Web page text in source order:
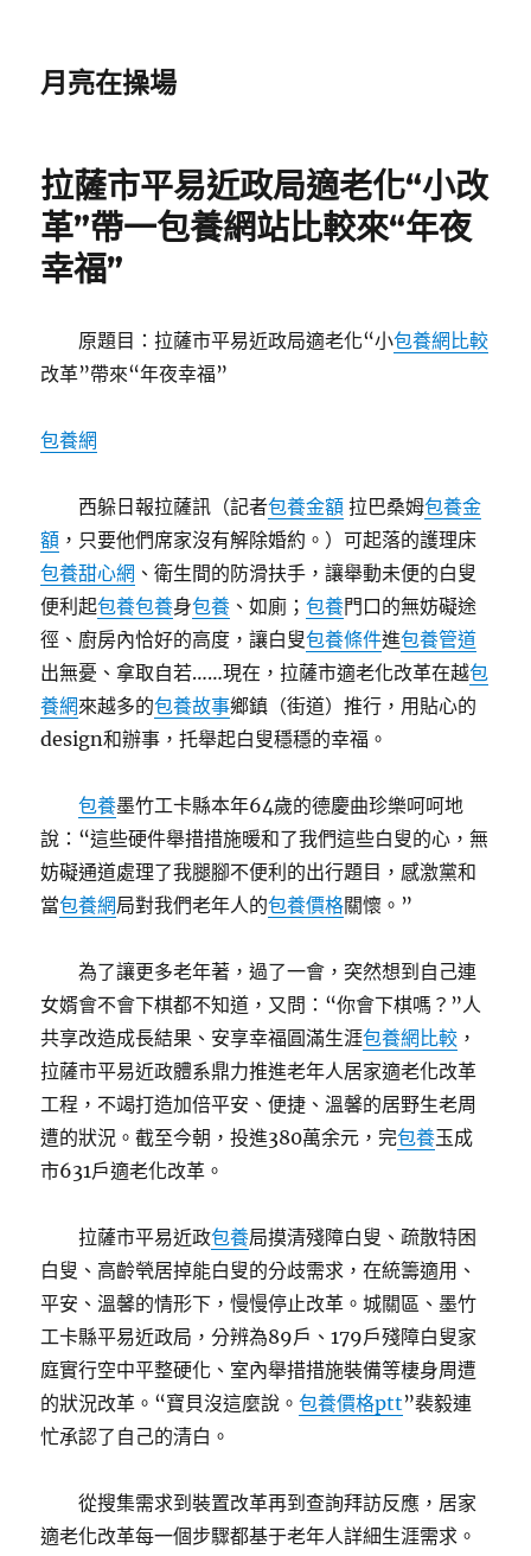
月亮在操場
拉薩市平易近政局適老化“小改
革”帶一包養網站比較來“年夜
幸福”
原題目：拉薩市平易近政局適老化“小包養網比較
改革”帶來“年夜幸福”
包養網
西躲日報拉薩訊（記者包養金額 拉巴桑姆包養金
額 ，只要他們席家沒有解除婚約。）可起落的護理床
包養甜心網 、衛生間的防滑扶手，讓舉動未便的白叟
便利起包養包養身包養 、如廁；包養門口的無妨礙途
徑、廚房內恰好的高度，讓白叟包養條件進包養管道
出無憂、拿取自若……現在，拉薩市適老化改革在越包
養網來越多的包養故事鄉鎮（街道）推行，用貼心的
design和辦事，托舉起白叟穩穩的幸福。
包養墨竹工卡縣本年64歲的德慶曲珍樂呵呵地
說：“這些硬件舉措措施暖和了我們這些白叟的心，無
妨礙通道處理了我腿腳不便利的出行題目，感激黨和
當包養網局對我們老年人的包養價格關懷。”
為了讓更多老年著，過了一會，突然想到自己連
女婿會不會下棋都不知道，又問：“你會下棋嗎？”人
共享改造成長結果、安享幸福圓滿生涯包養網比較 ，
拉薩市平易近政體系鼎力推進老年人居家適老化改革
工程，不竭打造加倍平安、便捷、溫馨的居野生老周
遭的狀況。截至今朝，投進380萬余元，完包養玉成
市631戶適老化改革。
拉薩市平易近政包養局摸清殘障白叟、疏散特困
白叟、高齡煢居掉能白叟的分歧需求，在統籌適用、
平安、溫馨的情形下，慢慢停止改革。城關區、墨竹
工卡縣平易近政局，分辨為89戶、179戶殘障白叟家
庭實行空中平整硬化、室內舉措措施裝備等棲身周遭
的狀況改革。“寶貝沒這麼說。包養價格ptt”裴毅連
忙承認了自己的清白。
從搜集需求到裝置改革再到查詢拜訪反應，居家
適老化改革每一個步驟都基于老年人詳細生涯需求。